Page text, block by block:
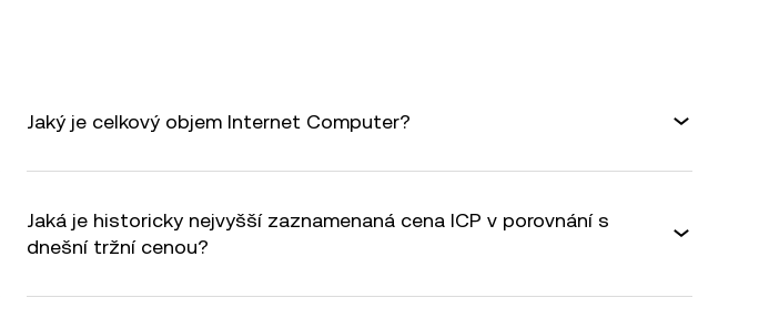
Jaký je celkový objem Internet Computer?
Jaká je historicky nejvyšší zaznamenaná cena ICP v porovnání s
dnešní tržní cenou?